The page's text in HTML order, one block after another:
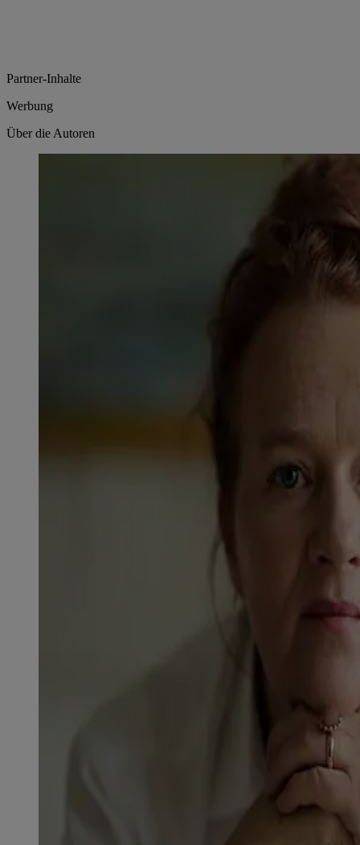
Partner-Inhalte
Werbung
Über die Autoren